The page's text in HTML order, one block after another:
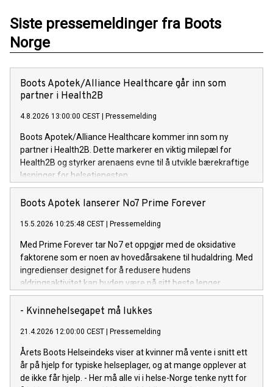
Siste pressemeldinger fra Boots
Norge
Boots Apotek/Alliance Healthcare går inn som
partner i Health2B
4.8.2026 13:00:00 CEST Pressemelding
Boots Apotek/Alliance Healthcare kommer inn som ny
partner i Health2B. Dette markerer en viktig milepæl for
Health2B og styrker arenaens evne til å utvikle bærekraftige
løsninger for helsetjenesten.
Boots Apotek lanserer No7 Prime Forever
15.5.2026 10:25:48 CEST Pressemelding
Med Prime Forever tar No7 et oppgjør med de oksidative
faktorene som er noen av hovedårsakene til hudaldring. Med
ingredienser designet for å redusere hudens
aldringsaktivitet kan huden være på sitt beste lenger.
- Kvinnehelsegapet må lukkes
21.4.2026 12:00:00 CEST Pressemelding
Årets Boots Helseindeks viser at kvinner må vente i snitt ett
år på hjelp for typiske helseplager, og at mange opplever at
de ikke får hjelp. - Her må alle vi i helse-Norge tenke nytt for